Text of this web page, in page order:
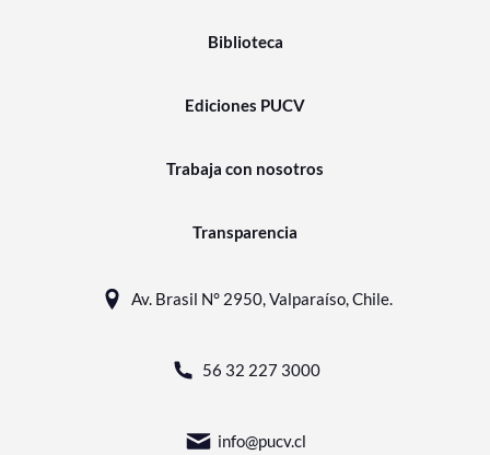
Biblioteca
Ediciones PUCV
Trabaja con nosotros
Transparencia
Av. Brasil N° 2950, Valparaíso, Chile.
56 32 227 3000
info@pucv.cl